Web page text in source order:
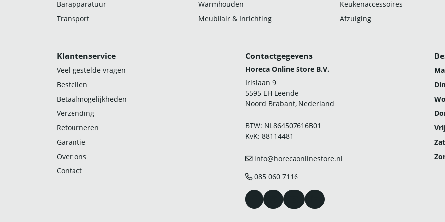
Barapparatuur
Warmhouden
Keukenaccessoires
Transport
Meubilair & Inrichting Afzuiging
Klantenservice
Veel gestelde vragen
Bestellen
Betaalmogelijkheden
Verzending
Retourneren
Garantie
Over ons
Contact
Contactgegevens
Horeca Online Store B.V.
Irislaan 9
5595 EH Leende
Noord Brabant, Nederland
BTW: NL864507616B01
KvK: 88114481
info@horecaonlinestore.nl
085 060 7116